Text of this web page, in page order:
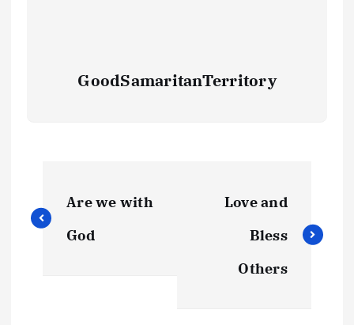
GoodSamaritanTerritory
Are we with
God
Love and
Bless
Others